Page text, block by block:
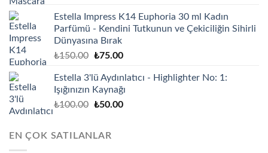
₺700.00.fiyat:
₺200.00.
Estella Impress K14 Euphoria 30 ml Kadın
Parfümü - Kendini Tutkunun ve Çekiciliğin Sihirli
Dünyasına Bırak
₺150.00 Orijinal
₺150.00.
₺75.00Şu
fiyat:
₺75.00.
Estella 3'lü Aydınlatıcı - Highlighter No: 1:
Işığınızın Kaynağı
₺100.00 Orijinal
₺50.00Şu
EN ÇOK SATILANLAR